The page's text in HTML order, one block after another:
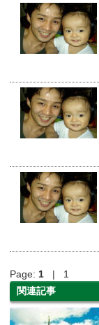
Page: 1 | 1
関連記事